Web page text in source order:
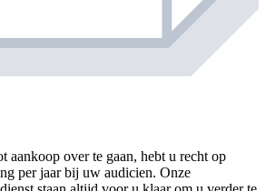
aankoop over te gaan, hebt u recht op
per jaar bij uw audicien. Onze